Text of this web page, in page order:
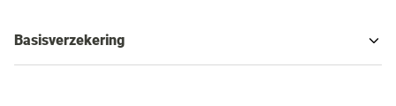
Basisverzekering